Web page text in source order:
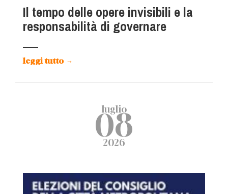
Il tempo delle opere invisibili e la
responsabilità di governare
leggi tutto →
luglio
08
2026